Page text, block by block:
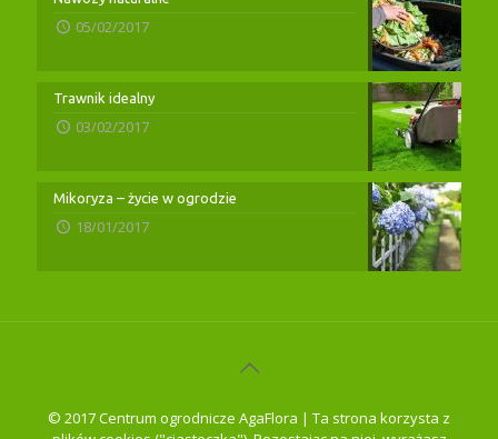
05/02/2017
Trawnik idealny
03/02/2017
Mikoryza – życie w ogrodzie
18/01/2017
© 2017 Centrum ogrodnicze AgaFlora | Ta strona korzysta z